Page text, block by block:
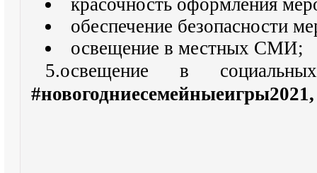
красочность оформления
обеспечение безопасности
освещение в местных СМИ;
5.освещение в